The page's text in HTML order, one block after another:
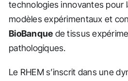
technologies innovantes pour
modèles expérimentaux et
BioBanque de tissus
pathologiques.
Le RHEM s’inscrit dans une